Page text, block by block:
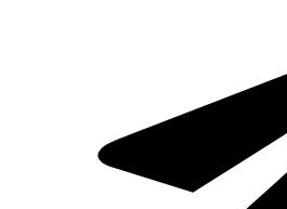
Technoelectric (Італія)
Technosystems (Україна)
TEKPAN (Туреччина)
TeleTec (Україна)